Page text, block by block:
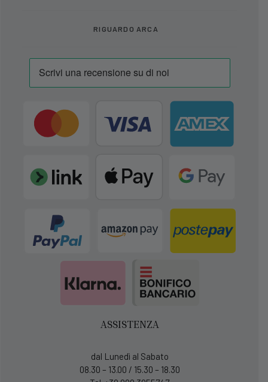
RIGUARDO ARCA
ASSISTENZA
dal Lunedì al Sabato
08.30 – 13.00 / 15.30 – 18.30